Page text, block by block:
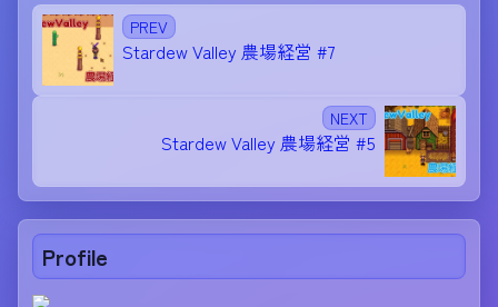
Stardew Valley 農場経営 #7
PREV
Stardew Valley 農場経営 #5
NEXT
Profile